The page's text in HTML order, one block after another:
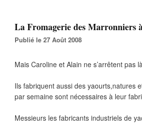
La Fromagerie des
Publié le 27 Août 2008
Mais Caroline et Alain ne s’arrêtent pas
Ils fabriquent aussi des yaourts,natures
par semaine sont nécessaires à leur
Messieurs les fabricants industriels de